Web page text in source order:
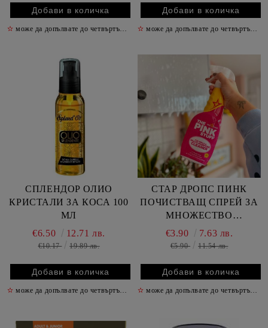
✫ може да допълвате до четвъртък включително ✫
✫ може да допълвате до четвъртък включително
СПЛЕНДОР ОЛИО
КРИСТАЛИ ЗА КОСА 100
МЛ
€6.50
12.71 лв.
€10.17 19.89 лв.
✫ може да допълвате до четвъртък включително ✫
СТАР ДРОПС ПИНК
ПОЧИСТВАЩ СПРЕЙ ЗА
МНОЖЕСТВО
ПОВЪРХНОСТИ 850 МЛ
€3.90 7.63 лв.
€5.90 11.54 лв.
✫ може да допълвате до четвъртък включително